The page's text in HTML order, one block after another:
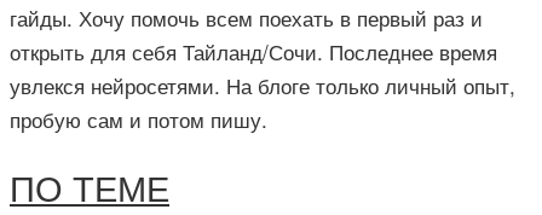
гайды. Хочу помочь всем поехать в первый раз и
открыть для себя Тайланд/Сочи. Последнее время
увлекся нейросетями. На блоге только личный опыт,
пробую сам и потом пишу.
ПО ТЕМЕ